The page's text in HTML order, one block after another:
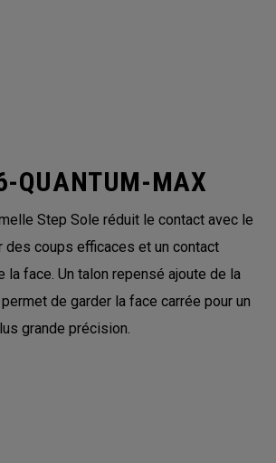
QUANTUM-MAX
Step Sole réduit le contact avec le
des coups efficaces et un contact
la face. Un talon repensé ajoute de la
de garder la face carrée pour un
grande précision.